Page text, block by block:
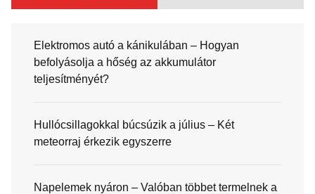
Elektromos autó a kánikulában – Hogyan
befolyásolja a hőség az akkumulátor
teljesítményét?
Hullócsillagokkal búcsúzik a július – Két
meteorraj érkezik egyszerre
Napelemek nyáron – Valóban többet termelnek a